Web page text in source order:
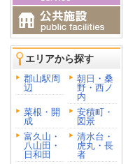
エリアから探す
郡山駅周
辺
朝日・桑
野・西ノ
内
菜根・開
成
安積町・
図景
富久山・
八山田・
日和田
清水台・
虎丸・長
者